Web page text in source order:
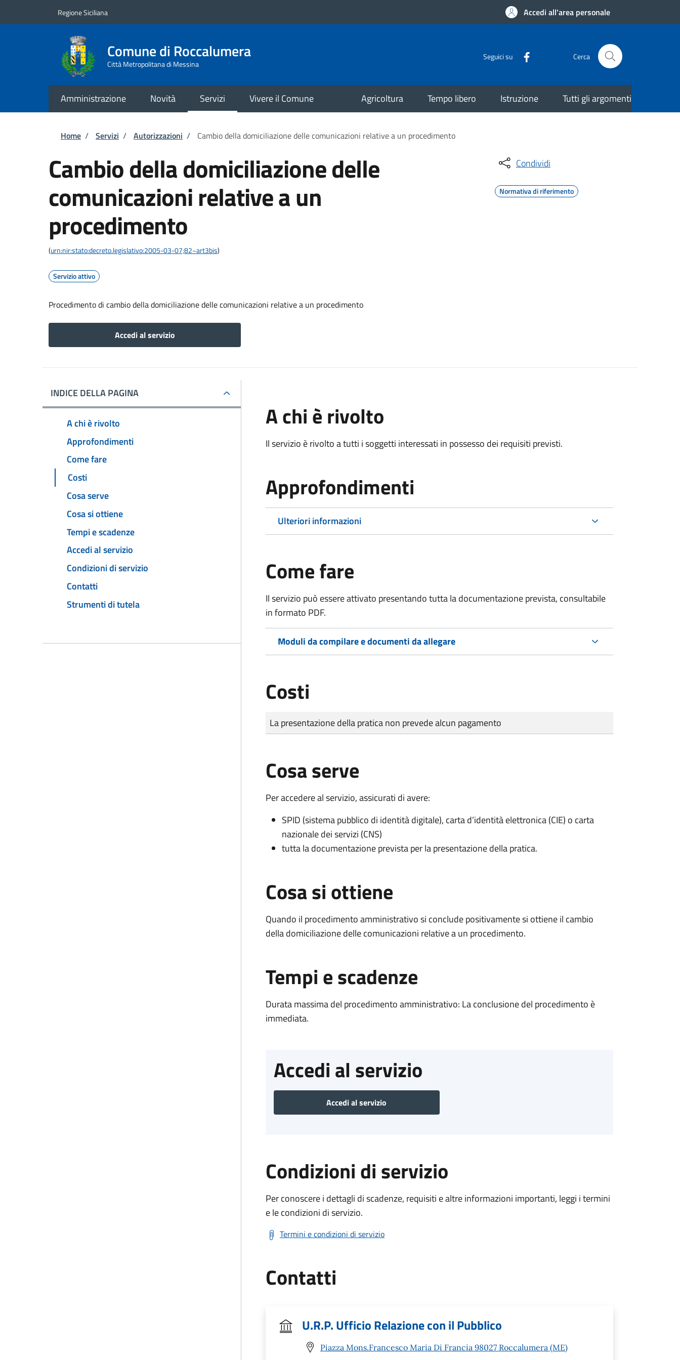
Regione Siciliana Accedi all'area personale
Comune di Roccalumera
Città Metropolitana di Messina
Seguici su Cerca
Amministrazione Novità Servizi Vivere il Comune Agricoltura Tempo libero Istruzione Tutti gli argomenti
Briciole di pane
Home / Servizi / Autorizzazioni / Cambio della domiciliazione delle comunicazioni relative a un procedimento
Cambio della domiciliazione delle
comunicazioni relative a un
procedimento
(urn:nir:stato:decreto.legislativo:2005-03-07;82~art3bis)
Servizio attivo
Procedimento di cambio della domiciliazione delle comunicazioni relative a un procedimento
Accedi al servizio
Condividi
Normativa di riferimento
INDICE DELLA PAGINA
A chi è rivolto
Approfondimenti
Come fare
Costi
Cosa serve
Cosa si ottiene
Tempi e scadenze
Accedi al servizio
Condizioni di servizio
Contatti
Strumenti di tutela
A chi è rivolto
Il servizio è rivolto a tutti i soggetti interessati in possesso dei requisiti previsti.
Approfondimenti
Ulteriori informazioni
Come fare
Il servizio può essere attivato presentando tutta la documentazione prevista, consultabile
in formato PDF.
Moduli da compilare e documenti da allegare
Costi
Tipo di pagamento
Importo
La presentazione della pratica non prevede alcun pagamento
Cosa serve
Per accedere al servizio, assicurati di avere:
SPID (sistema pubblico di identità digitale), carta d’identità elettronica (CIE) o carta
nazionale dei servizi (CNS)
tutta la documentazione prevista per la presentazione della pratica.
Cosa si ottiene
Quando il procedimento amministrativo si conclude positivamente si ottiene il cambio
della domiciliazione delle comunicazioni relative a un procedimento.
Tempi e scadenze
Durata massima del procedimento amministrativo: La conclusione del procedimento è
immediata.
Accedi al servizio
Accedi al servizio
Condizioni di servizio
Per conoscere i dettagli di scadenze, requisiti e altre informazioni importanti, leggi i termini
e le condizioni di servizio.
Termini e condizioni di servizio
Contatti
U.R.P. Ufficio Relazione con il Pubblico
Piazza Mons.Francesco Maria Di Francia 98027 Roccalumera (ME)